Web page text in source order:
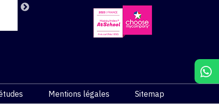
Mentions légales Sitemap